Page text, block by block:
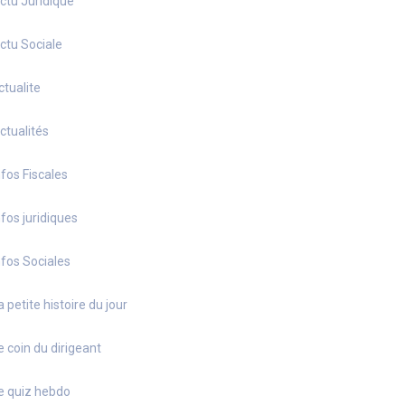
Sociale
Fiscales
juridiques
Sociales
petite histoire du jour
coin du dirigeant
quiz hebdo